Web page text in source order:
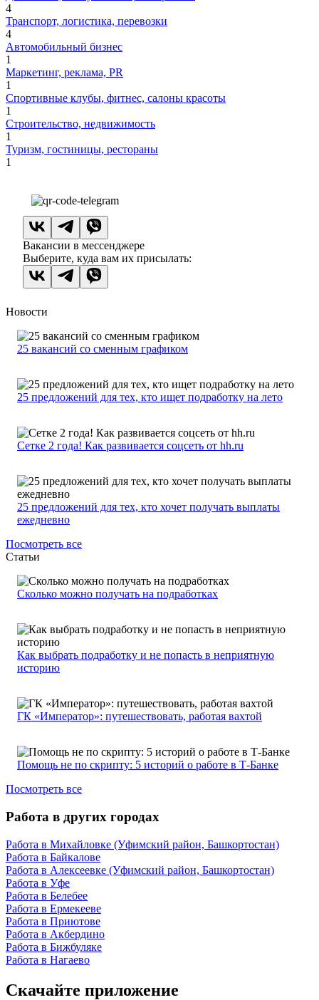
4
Транспорт, логистика, перевозки
4
Автомобильный бизнес
1
Маркетинг, реклама, PR
1
Спортивные клубы, фитнес, салоны красоты
1
Строительство, недвижимость
1
Туризм, гостиницы, рестораны
1
Вакансии в мессенджере
Выберите, куда вам их присылать:
Новости
25 вакансий со сменным графиком
25 предложений для тех, кто ищет подработку на лето
Сетке 2 года! Как развивается соцсеть от hh.ru
25 предложений для тех, кто хочет получать выплаты
ежедневно
Посмотреть все
Статьи
Сколько можно получать на подработках
Как выбрать подработку и не попасть в неприятную
историю
ГК «Император»: путешествовать, работая вахтой
Помощь не по скрипту: 5 историй о работе в Т-Банке
Посмотреть все
Работа в других городах
Работа в Михайловке (Уфимский район, Башкортостан)
Работа в Байкалове
Работа в Алексеевке (Уфимский район, Башкортостан)
Работа в Уфе
Работа в Белебее
Работа в Ермекееве
Работа в Приютове
Работа в Акбердино
Работа в Бижбуляке
Работа в Нагаево
Скачайте приложение